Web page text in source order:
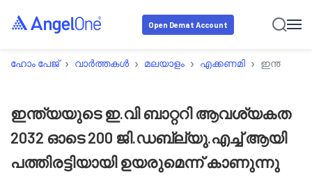
Open Demat Account
ഹോം പേജ് › വാർത്തകൾ › മലയാളം › എക്കണമി ›
ഇന്ത്യയുടെ ഇ.വി ബാറ്ററി ആവശ്യകത
2032 ഓടെ 200 ജി.ഡബ്ല്യു.എച്ച് ആയി
പത്തിരട്ടിയായി ഉയരുമെന്ന് കാണുന്നു